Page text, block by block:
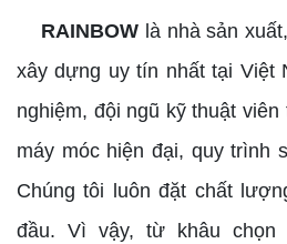
RAINBOW là nhà sản
xây dựng uy tín nhất tại Việt
nghiệm, đội ngũ kỹ thuật
máy móc hiện đại, quy trình
Chúng tôi luôn đặt chất
đầu. Vì vậy, từ khâu chọn